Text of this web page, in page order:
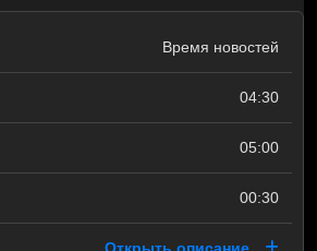
Время новостей
04:30
05:00
00:30